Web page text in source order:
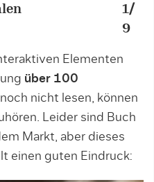
1/
9
Elementen
über 100
nicht lesen, können
Leider sind Buch
Markt, aber dieses
ei­nen guten Eindruck: